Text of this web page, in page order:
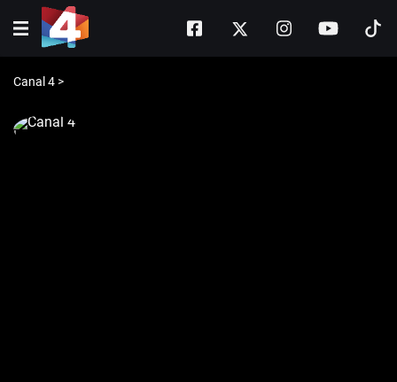
Canal 4 >